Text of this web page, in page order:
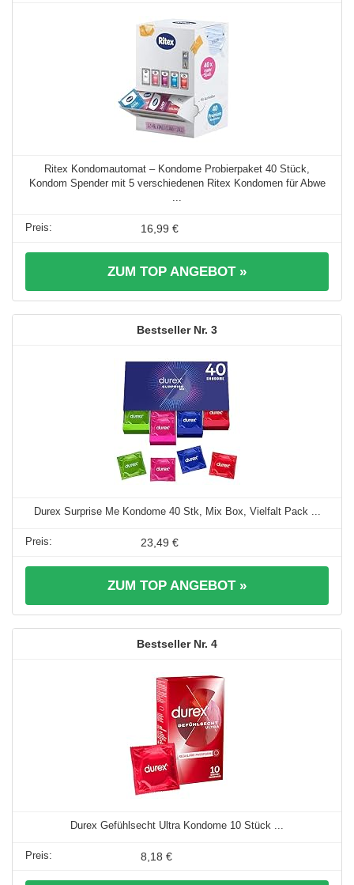
Ritex Kondomautomat – Kondome Probierpaket 40 Stück,
Kondom Spender mit 5 verschiedenen Ritex Kondomen für Abwe
...
16,99 €
ZUM TOP ANGEBOT »
3
Durex Surprise Me Kondome 40 Stk, Mix Box, Vielfalt Pack ...
23,49 €
ZUM TOP ANGEBOT »
4
Durex Gefühlsecht Ultra Kondome 10 Stück ...
8,18 €